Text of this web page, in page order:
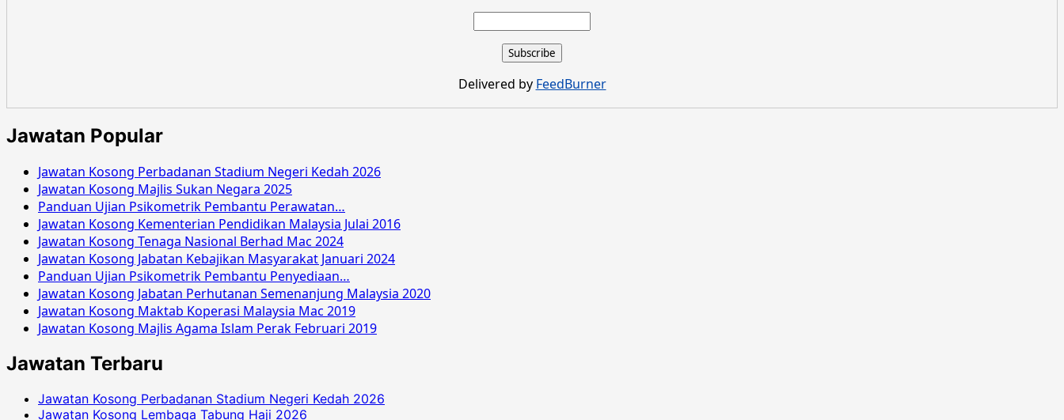
Delivered by FeedBurner
Jawatan Popular
Jawatan Kosong Perbadanan Stadium Negeri Kedah 2026
Jawatan Kosong Majlis Sukan Negara 2025
Panduan Ujian Psikometrik Pembantu Perawatan…
Jawatan Kosong Kementerian Pendidikan Malaysia Julai 2016
Jawatan Kosong Tenaga Nasional Berhad Mac 2024
Jawatan Kosong Jabatan Kebajikan Masyarakat Januari 2024
Panduan Ujian Psikometrik Pembantu Penyediaan…
Jawatan Kosong Jabatan Perhutanan Semenanjung Malaysia 2020
Jawatan Kosong Maktab Koperasi Malaysia Mac 2019
Jawatan Kosong Majlis Agama Islam Perak Februari 2019
Jawatan Terbaru
Jawatan Kosong Perbadanan Stadium Negeri Kedah 2026
Jawatan Kosong Lembaga Tabung Haji 2026